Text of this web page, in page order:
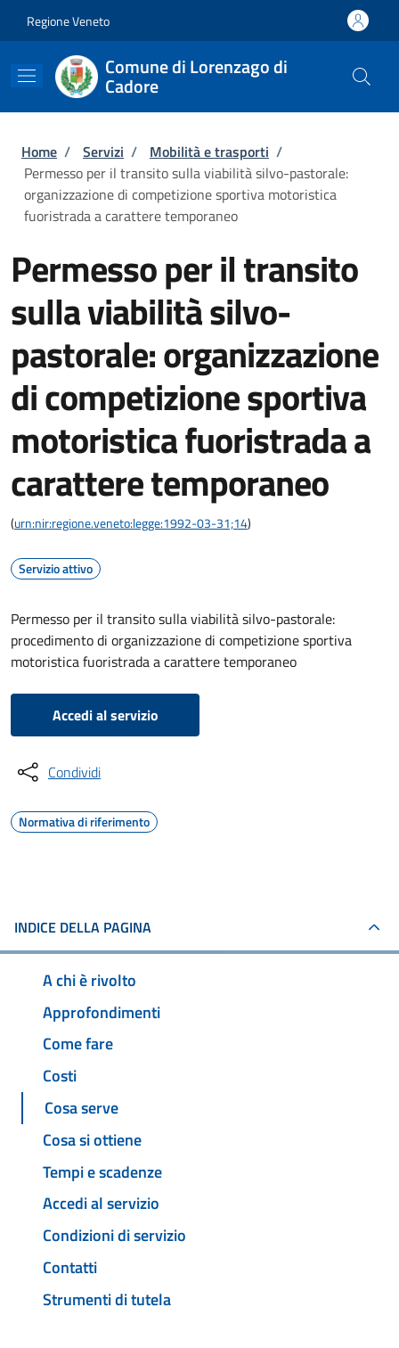
Regione Veneto
Comune di Lorenzago di
Cadore
Briciole di pane
Home / Servizi / Mobilità e trasporti /
Permesso per il transito sulla viabilità silvo-pastorale:
organizzazione di competizione sportiva motoristica
fuoristrada a carattere temporaneo
Permesso per il transito
sulla viabilità silvo-
pastorale: organizzazione
di competizione sportiva
motoristica fuoristrada a
carattere temporaneo
(urn:nir:regione.veneto:legge:1992-03-31;14)
Servizio attivo
Permesso per il transito sulla viabilità silvo-pastorale:
procedimento di organizzazione di competizione sportiva
motoristica fuoristrada a carattere temporaneo
Accedi al servizio
Condividi
Normativa di riferimento
INDICE DELLA PAGINA
A chi è rivolto
Approfondimenti
Come fare
Costi
Cosa serve
Cosa si ottiene
Tempi e scadenze
Accedi al servizio
Condizioni di servizio
Contatti
Strumenti di tutela